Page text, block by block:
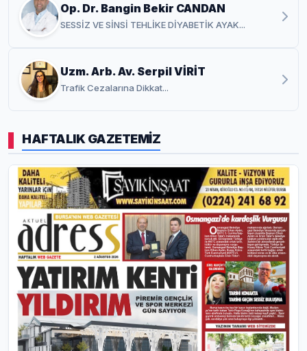
Op. Dr. Bangin Bekir CANDAN
SESSİZ VE SİNSİ TEHLİKE DİYABETİK AYAK...
Uzm. Arb. Av. Serpil VİRİT
Trafik Cezalarına Dikkat...
HAFTALIK GAZETEMİZ